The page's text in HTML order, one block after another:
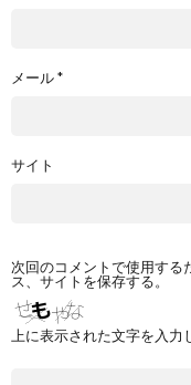
メール*
サイト
次回のコメントで使用する
ス、サイトを保存する。
上に表示された文字を入力